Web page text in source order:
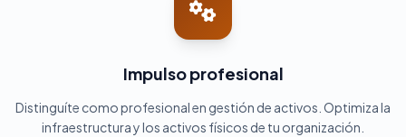
Impulso profesional
Distinguíte como profesional en gestión de activos. Optimiza la
infraestructura y los activos físicos de tu organización.